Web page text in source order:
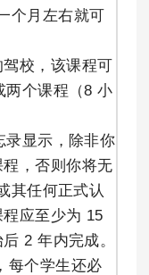
个月左右就可
校，该课程可
两个课程（8 小
录显示，除非你
，否则你将无
其任何正式认
应至少为 15
2 年内完成。
每个学生还必